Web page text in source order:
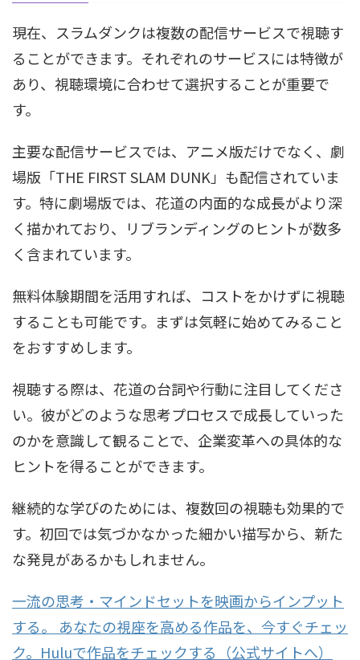
現在、スラムダンクは複数の配信サービスで視聴す
ることができます。それぞれのサービスには特徴が
あり、視聴環境に合わせて選択することが重要で
す。
主要な配信サービスでは、アニメ版だけでなく、劇
場版「THE FIRST SLAM DUNK」も配信されていま
す。特に劇場版では、花道の内面的な成長がより深
く描かれており、リブランディングのヒントが数多
く含まれています。
無料体験期間を活用すれば、コストをかけずに視聴
することも可能です。まずは気軽に始めてみること
をおすすめします。
視聴する際は、花道の台詞や行動に注目してくださ
い。彼がどのような思考プロセスで成長していった
のかを意識して観ることで、企業変革への具体的な
ヒントを得ることができます。
継続的な学びのためには、複数回の視聴も効果的で
す。初回では気づかなかった細かい描写から、新た
な発見があるかもしれません。
一流の思考・マインドセットを映画からインプット
する。 あなたの視座を高める作品を、今すぐチェッ
ク。Huluで作品をチェックする（公式サイトへ）